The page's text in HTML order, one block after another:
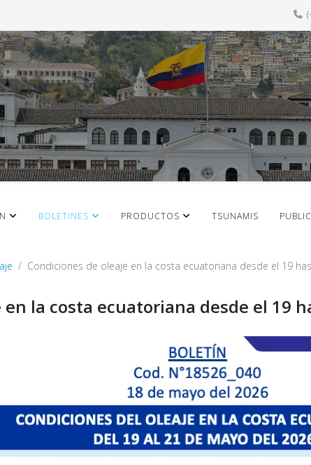
BOLETINES PRODUCTOS TSUNAMIS
Condiciones de oleaje en la costa ecuatoriana desde el 19
la costa ecuatoriana desde el 19